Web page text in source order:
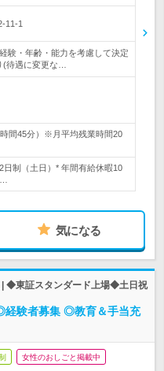
11-1
験・年齢・能力を考慮して決定
待遇に変更な…
間45分）※月平均残業時間20
日制（土日）* 年間有給休暇10
気になる
| ◆東証スタンダード上場◆土日祝
経験者募集 ◎教育＆手当充
女性のおしごと掲載中